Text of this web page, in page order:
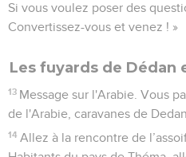
Si vous voulez poser des
Convertissez-vous et venez ! »
Les fuyards de Dédan
13 Message sur l'Arabie. Vous
de l'Arabie, caravanes de
14 Allez à la rencontre de